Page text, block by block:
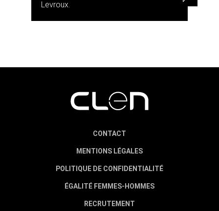
Levroux.
CONTACT
MENTIONS LÉGALES
POLITIQUE DE CONFIDENTIALITÉ
ÉGALITÉ FEMMES-HOMMES
RECRUTEMENT